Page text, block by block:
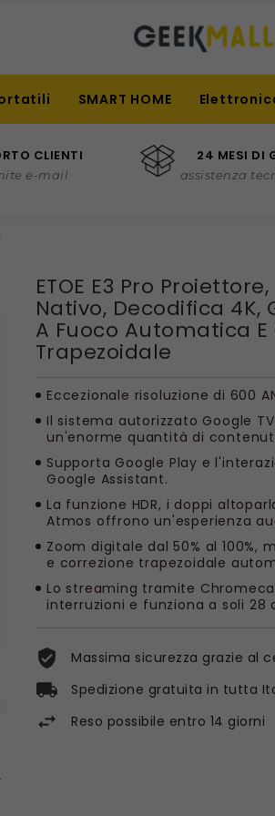
SMART HOME
CLIENTI
e-mail
24 MESI DI
assistenza
ETOE E3 Pro Proiettore,
Nativo, Decodifica 4K,
A Fuoco Automatica
Trapezoidale
Eccezionale risoluzione di 600
Il sistema autorizzato Google
un'enorme quantità di
Supporta Google Play e
Google Assistant.
La funzione HDR, i doppi
Atmos offrono un'esperienza
Zoom digitale dal 50% al
e correzione trapezoidale
Lo streaming tramite
interruzioni e funziona a soli 28
Massima sicurezza grazie al
Spedizione gratuita in tutta
Reso possibile entro 14 giorni